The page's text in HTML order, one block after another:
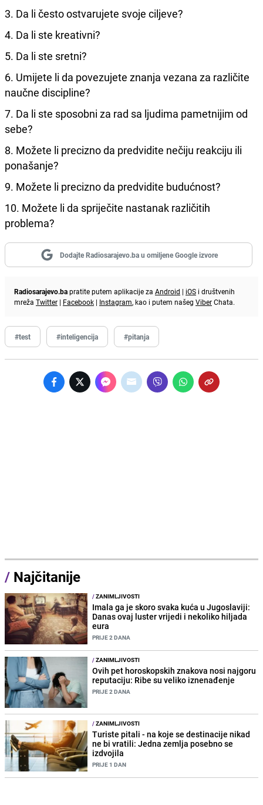
3. Da li često ostvarujete svoje ciljeve?
4. Da li ste kreativni?
5. Da li ste sretni?
6. Umijete li da povezujete znanja vezana za različite
naučne discipline?
7. Da li ste sposobni za rad sa ljudima pametnijim od
sebe?
8. Možete li precizno da predvidite nečiju reakciju ili
ponašanje?
9. Možete li precizno da predvidite budućnost?
10. Možete li da spriječite nastanak različitih
problema?
Dodajte Radiosarajevo.ba u omiljene Google izvore
Radiosarajevo.bapratite putem aplikacije za Android | iOS i društvenih
mreža Twitter | Facebook | Instagram, kao i putem našeg ViberChata.
#test #inteligencija #pitanja
/ Najčitanije
/ZANIMLJIVOSTI
Imala ga je skoro svaka kuća u Jugoslaviji:
Danas ovaj luster vrijedi i nekoliko hiljada
eura
PRIJE 2 DANA
/ZANIMLJIVOSTI
Ovih pet horoskopskih znakova nosi najgoru
reputaciju: Ribe su veliko iznenađenje
PRIJE 2 DANA
/ZANIMLJIVOSTI
Turiste pitali - na koje se destinacije nikad
ne bi vratili: Jedna zemlja posebno se
izdvojila
PRIJE 1 DAN